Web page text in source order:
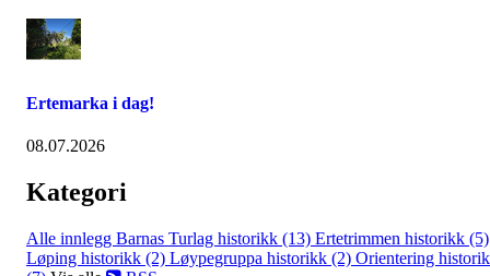
Ertemarka i dag!
08.07.2026
Kategori
Alle innlegg Barnas Turlag historikk (13) Ertetrimmen historikk (5)
Løping historikk (2) Løypegruppa historikk (2) Orientering